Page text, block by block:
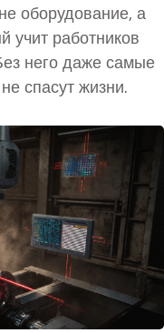
оборудование, а
учит работников
него даже самые
спасут жизни.